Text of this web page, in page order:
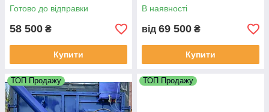
Готово до відправки
58 500 ₴
Купити
В наявності
від 69 500 ₴
Купити
ТОП Продажу ТОП Продажу